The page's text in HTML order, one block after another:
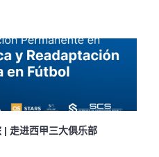
走进西甲三大俱乐部